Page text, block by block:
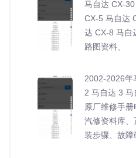
马自达 CX-
CX-5 马自达
达 CX-8 马自
路图资料、
2002-2026年
2 马自达 3 马
原厂维修手册
汽修资料库
装步骤、故障